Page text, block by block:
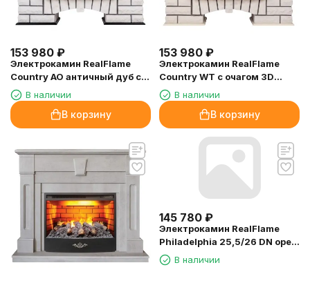
153 980 ₽
Электрокамин RealFlame
Country AO античный дуб с
очагом 3D Firestar 25,5
В наличии
В корзину
153 980 ₽
Электрокамин RealFlame
Country WT с очагом 3D
Firestar 25,5
В наличии
В корзину
145 780 ₽
Электрокамин RealFlame
Philadelphia 25,5/26 DN орех
с очагом 3D Firestar 25,5
В наличии